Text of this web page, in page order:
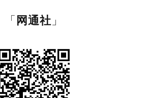
「 网通社 」